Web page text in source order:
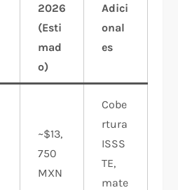
2026
(Esti
mad
o)
Adici
onal
es
~$13,
750
MXN
Cobe
rtura
ISSS
TE,
mate